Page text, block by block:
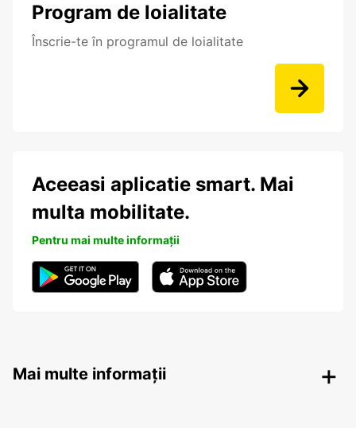
Program de loialitate
Înscrie-te în programul de loialitate
Aceeasi aplicatie smart. Mai
multa mobilitate.
Pentru mai multe informații
Mai multe informații